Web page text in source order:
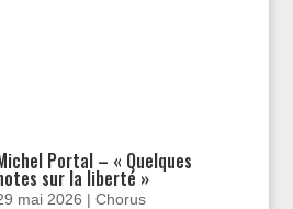
Portal – « Quelques
sur la liberté »
mai 2026 |Chorus